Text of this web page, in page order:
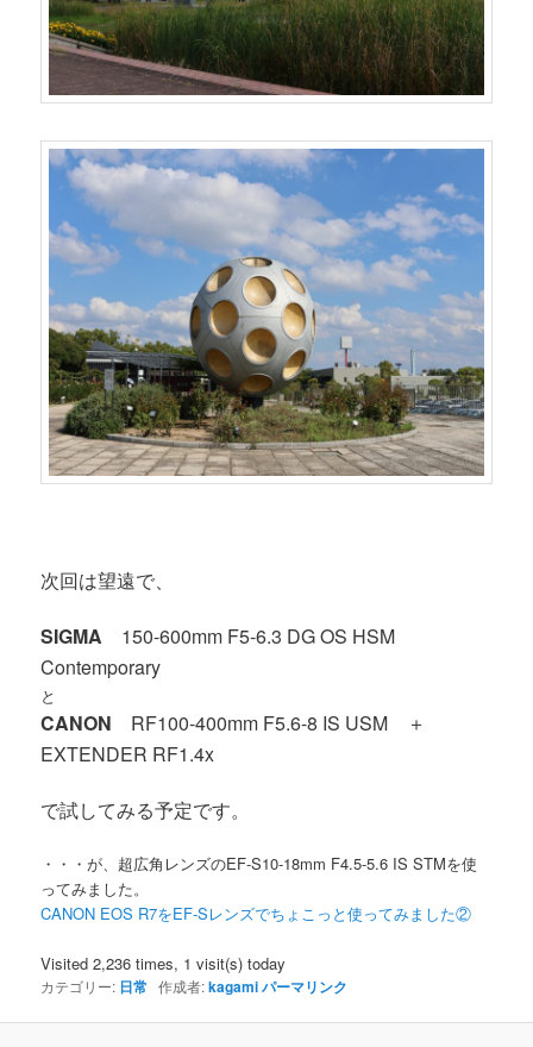
次回は望遠で、
SIGMA 150-600mm F5-6.3 DG OS HSM
Contemporary
と
CANON RF100-400mm F5.6-8 IS USM ＋
EXTENDER RF1.4x
で試してみる予定です。
・・・が、超広角レンズのEF-S10-18mm F4.5-5.6 IS STMを使
ってみました。
CANON EOS R7をEF-Sレンズでちょこっと使ってみました②
Visited 2,236 times, 1 visit(s) today
カテゴリー: 日常 作成者:kagamiパーマリンク